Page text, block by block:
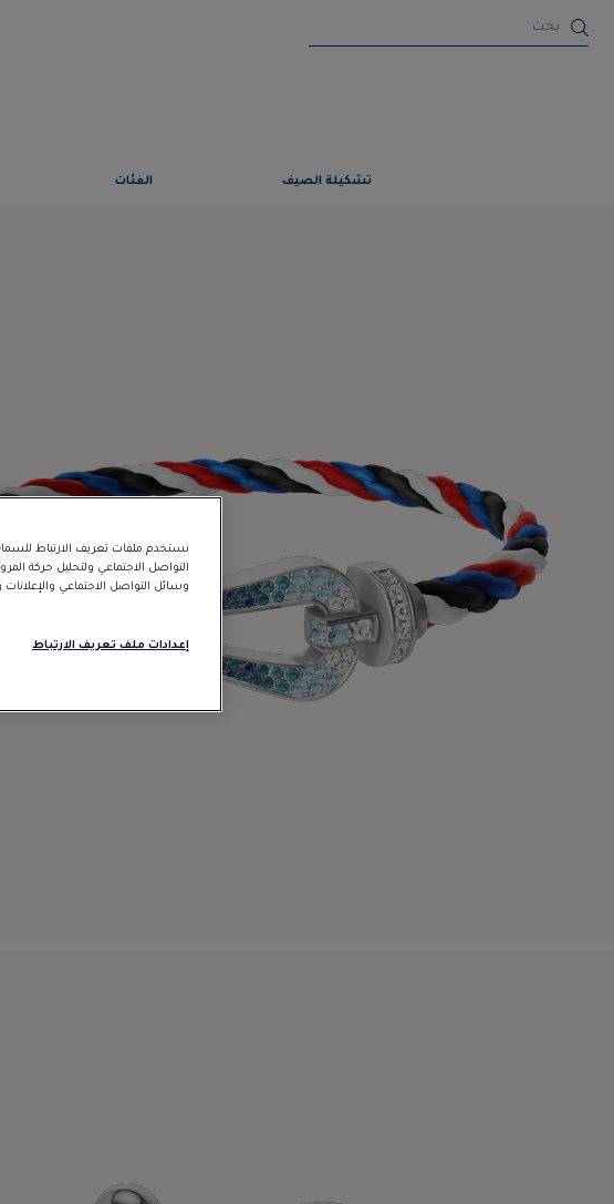
تشكيلة الصيف الفئات
نستخدم ملفات تعريف الارتباط
التواصل الاجتماعي ولتحليل حركة
وسائل التواصل الاجتماعي والإعلانات
إعدادات ملف تعريف الارتباط